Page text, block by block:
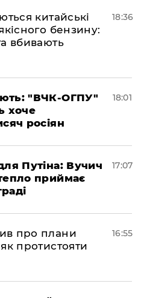
китайські
бензину:
вбивають
18:36
"ВЧК-ОГПУ"
хоче
росіян
18:01
Путіна: Вучич
приймає
17:07
про плани
протистояти
16:55